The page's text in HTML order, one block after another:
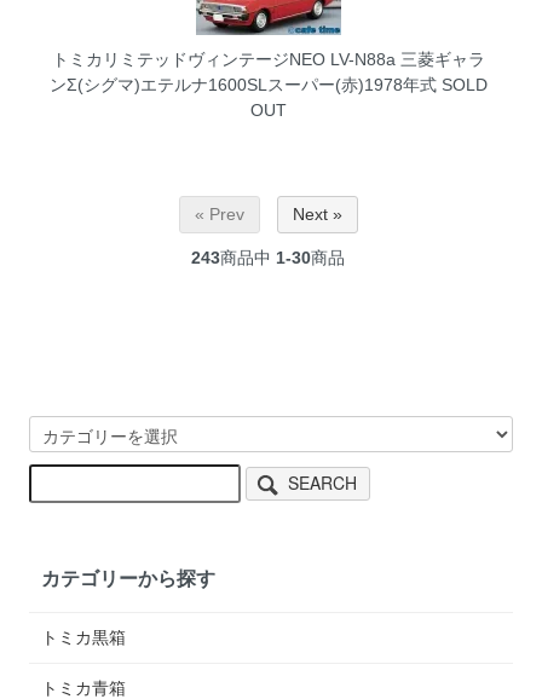
トミカリミテッドヴィンテージNEO LV-N88a 三菱ギャラ
ンΣ(シグマ)エテルナ1600SLスーパー(赤)1978年式SOLD
OUT
« Prev Next »
243商品中 1-30商品
SEARCH
カテゴリーから探す
トミカ黒箱
トミカ青箱